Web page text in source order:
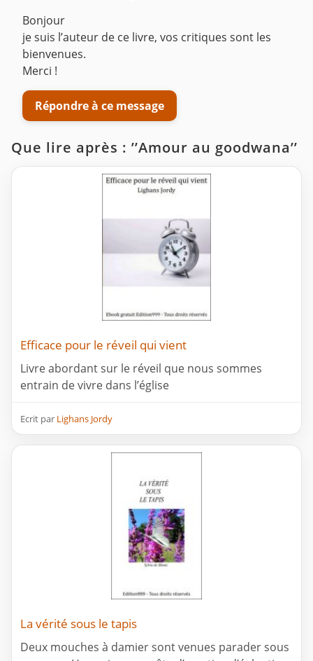
Bonjour
je suis l’auteur de ce livre, vos critiques sont les
bienvenues.
Merci !
Répondre à ce message
Que lire après : ’’Amour au goodwana’’
Efficace pour le réveil qui vient
Livre abordant sur le réveil que nous sommes
entrain de vivre dans l’église
Ecrit par Lighans Jordy
La vérité sous le tapis
Deux mouches à damier sont venues parader sous